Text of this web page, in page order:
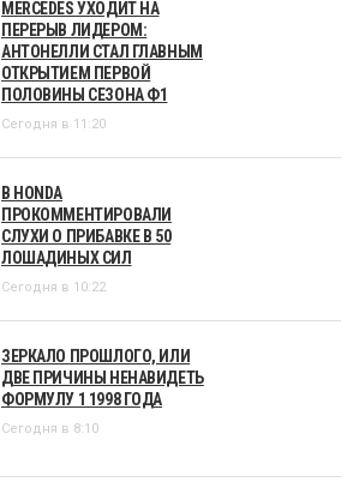
MERCEDES УХОДИТ НА
ПЕРЕРЫВ ЛИДЕРОМ:
АНТОНЕЛЛИ СТАЛ ГЛАВНЫМ
ОТКРЫТИЕМ ПЕРВОЙ
ПОЛОВИНЫ СЕЗОНА Ф1
Сегодня в 11:20
В HONDA
ПРОКОММЕНТИРОВАЛИ
СЛУХИ О ПРИБАВКЕ В 50
ЛОШАДИНЫХ СИЛ
Сегодня в 10:22
ЗЕРКАЛО ПРОШЛОГО, ИЛИ
ДВЕ ПРИЧИНЫ НЕНАВИДЕТЬ
ФОРМУЛУ 1 1998 ГОДА
Сегодня в 8:10